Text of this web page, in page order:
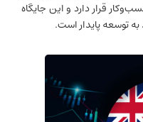
قرار دارد و این جایگاه
پایدار است.